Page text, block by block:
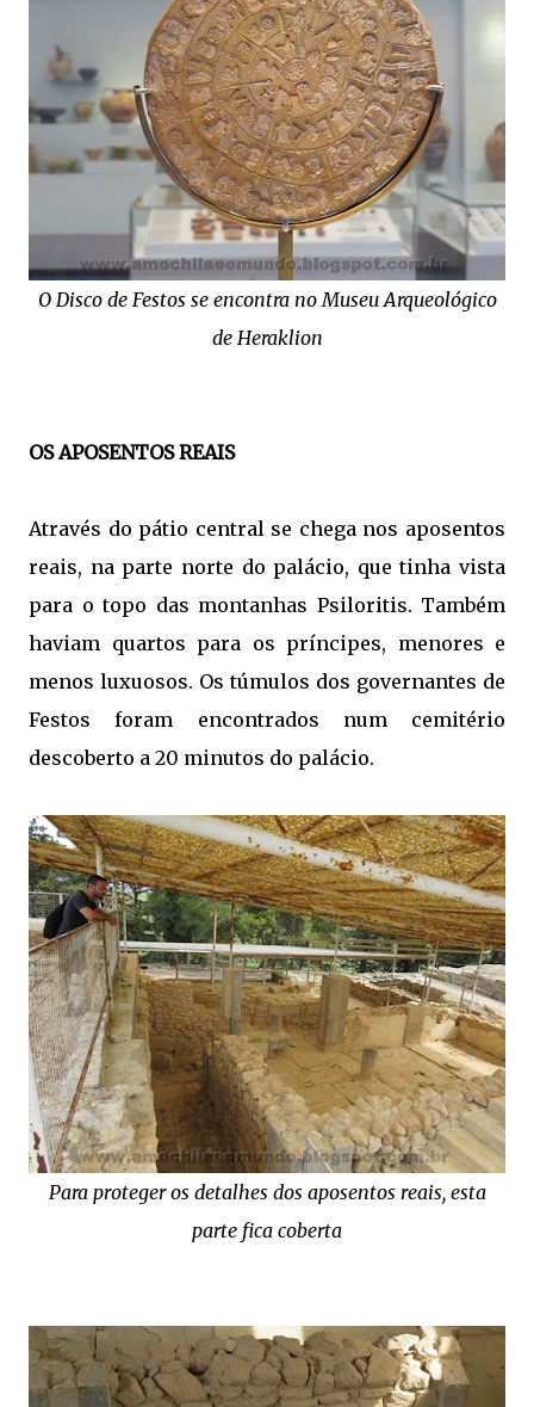
O Disco de Festos se encontra no Museu Arqueológico
de Heraklion
OS APOSENTOS REAIS
Através do pátio central se chega nos aposentos
reais, na parte norte do palácio, que tinha vista
para o topo das montanhas Psiloritis. Também
haviam quartos para os príncipes, menores e
menos luxuosos. Os túmulos dos governantes de
Festos foram encontrados num cemitério
descoberto a 20 minutos do palácio.
Para proteger os detalhes dos aposentos reais, esta
parte fica coberta